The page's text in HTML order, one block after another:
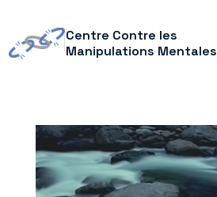
Centre Contre les
Manipulations Mentales